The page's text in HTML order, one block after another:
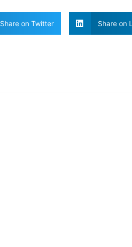
Share on Twitter Share on